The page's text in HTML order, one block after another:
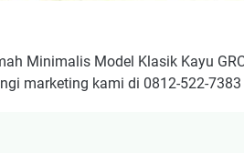
Minimalis Model Klasik Kayu
marketing kami di 0812-522-7383